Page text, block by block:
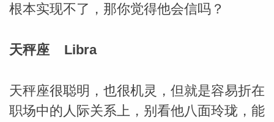
根本实现不了，那你觉得他会信吗？
天秤座 Libra
天秤座很聪明，也很机灵，但就是容易折在
职场中的人际关系上，别看他八面玲珑，能